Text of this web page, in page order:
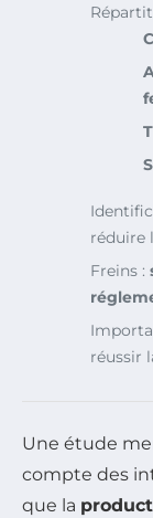
réduire
Freins :
réussir
Une étude
compte des
que la